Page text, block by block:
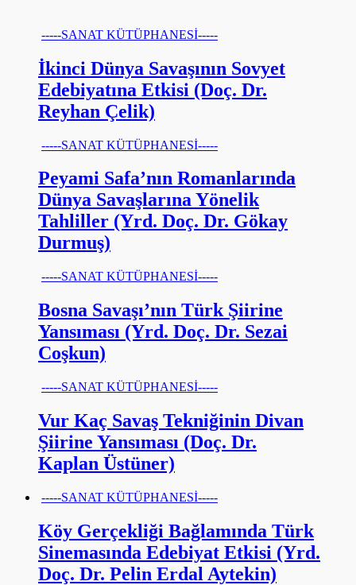
-----SANAT KÜTÜPHANESİ-----
İkinci Dünya Savaşının Sovyet
Edebiyatına Etkisi (Doç. Dr.
Reyhan Çelik)
-----SANAT KÜTÜPHANESİ-----
Peyami Safa’nın Romanlarında
Dünya Savaşlarına Yönelik
Tahliller (Yrd. Doç. Dr. Gökay
Durmuş)
-----SANAT KÜTÜPHANESİ-----
Bosna Savaşı’nın Türk Şiirine
Yansıması (Yrd. Doç. Dr. Sezai
Coşkun)
-----SANAT KÜTÜPHANESİ-----
Vur Kaç Savaş Tekniğinin Divan
Şiirine Yansıması (Doç. Dr.
Kaplan Üstüner)
-----SANAT KÜTÜPHANESİ-----
Köy Gerçekliği Bağlamında Türk
Sinemasında Edebiyat Etkisi (Yrd.
Doç. Dr. Pelin Erdal Aytekin)